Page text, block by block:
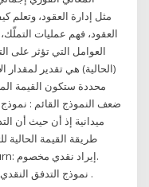
العقود، فهم عمليات
العوامل التي تؤثر على
(الحالية) هي تقدير لمقدار
ضعف النموذج القائم :
ميدانية إذ أن حيث أن
discounted cash-flow model: نموذج التدفق النقدي المخصوم .